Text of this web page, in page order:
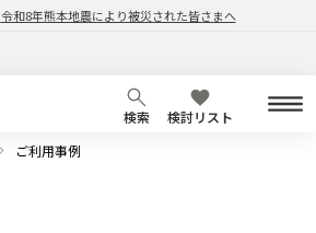
令和8年熊本地震により被災された皆さまへ
検索
検討リスト
ご利用事例